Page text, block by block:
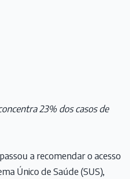
23% dos casos de
a recomendar o acesso
Único de Saúde (SUS),